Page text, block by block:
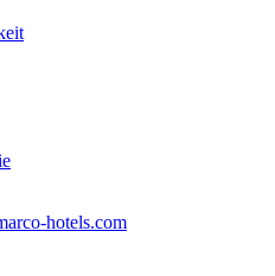
hotels.com